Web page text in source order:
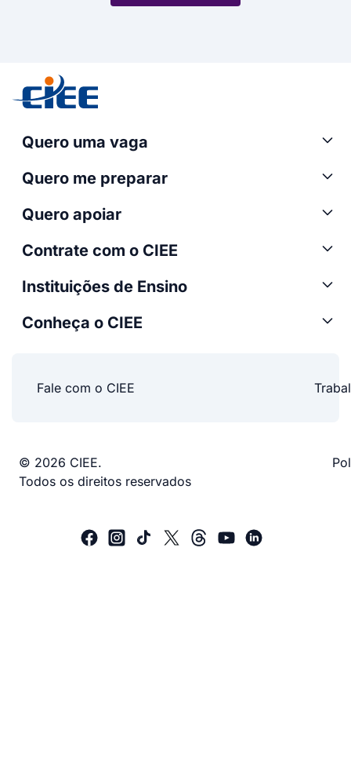
Quero uma vaga
Quero me preparar
Quero apoiar
Contrate com o CIEE
Instituições de Ensino
Conheça o CIEE
Fale com o CIEE
© 2026 CIEE.
Todos os direitos reservados